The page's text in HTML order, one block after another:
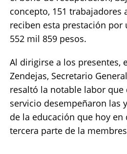
concepto, 151 trabajadores
reciben esta prestación
552 mil 859 pesos.
Al dirigirse a los presentes,
Zendejas, Secretario
resaltó la notable labor que
servicio desempeñaron las
de la educación que hoy
tercera parte de la